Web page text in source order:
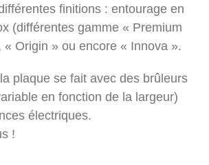
finitions : entourage en
(différentes gamme « Premium
« Origin » ou encore « Innova ».
plaque se fait avec des brûleurs
en fonction de la largeur)
électriques.
!